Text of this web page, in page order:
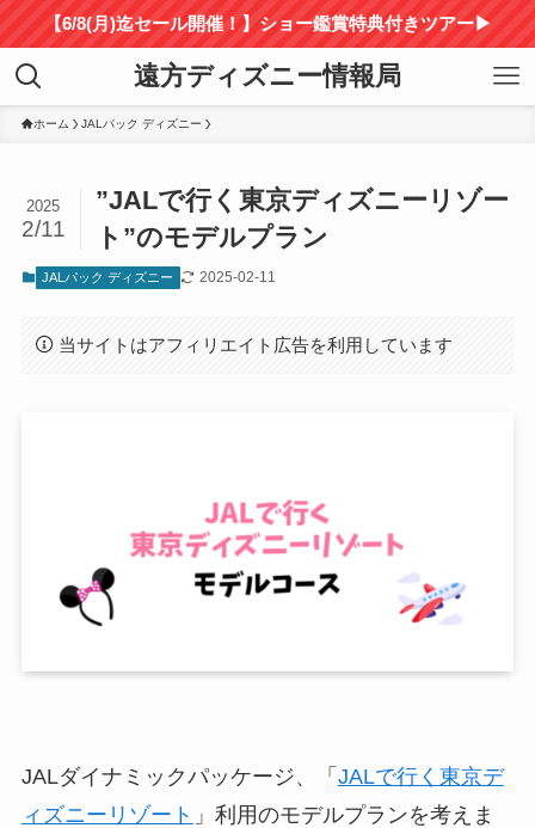
【6/8(月)迄セール開催！】ショー鑑賞特典付きツアー▶
遠方ディズニー情報局
ホーム JALパック ディズニー
”JALで行く東京ディズニーリゾー
ト”のモデルプラン
2025
2/11
JALパック ディズニー 2025-02-11
当サイトはアフィリエイト広告を利用しています
JALダイナミックパッケージ、「 JALで行く東京デ
ィズニーリゾート 」利用のモデルプランを考えま